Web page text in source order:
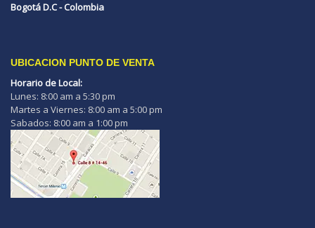
Bogotá D.C - Colombia
UBICACION PUNTO DE VENTA
Horario de Local:
Lunes: 8:00 am a 5:30 pm
Martes a Viernes: 8:00 am a 5:00 pm
Sabados: 8:00 am a 1:00 pm